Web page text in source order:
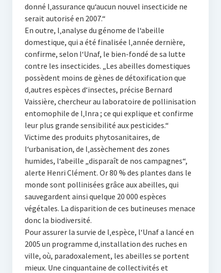
donné l‚assurance qu‘aucun nouvel insecticide ne
serait autorisé en 2007.“
En outre, l‚analyse du génome de l‘abeille
domestique, qui a été finalisée l‚année dernière,
confirme, selon l‘Unaf, le bien-fondé de sa lutte
contre les insecticides. „Les abeilles domestiques
possèdent moins de gènes de détoxification que
d‚autres espèces d‘insectes, précise Bernard
Vaissière, chercheur au laboratoire de pollinisation
entomophile de l‚Inra ; ce qui explique et confirme
leur plus grande sensibilité aux pesticides.“
Victime des produits phytosanitaires, de
l‘urbanisation, de l‚assèchement des zones
humides, l‘abeille „disparaît de nos campagnes“,
alerte Henri Clément. Or 80 % des plantes dans le
monde sont pollinisées grâce aux abeilles, qui
sauvegardent ainsi quelque 20 000 espèces
végétales. La disparition de ces butineuses menace
donc la biodiversité.
Pour assurer la survie de l‚espèce, l‘Unaf a lancé en
2005 un programme d‚installation des ruches en
ville, où, paradoxalement, les abeilles se portent
mieux. Une cinquantaine de collectivités et